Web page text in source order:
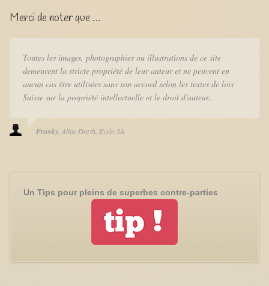
Merci de noter que …
Toutes les images, photographies ou illustrations de ce site
demeurent la stricte propriété de leur auteur et ne peuvent en
aucun cas être utilisées sans son accord selon les textes de lois
Suisse sur la propriété intellectuelle et le droit d'auteur..
Franky Alias Darth Eyelo SA
Un Tips pour pleins de superbes contre-parties